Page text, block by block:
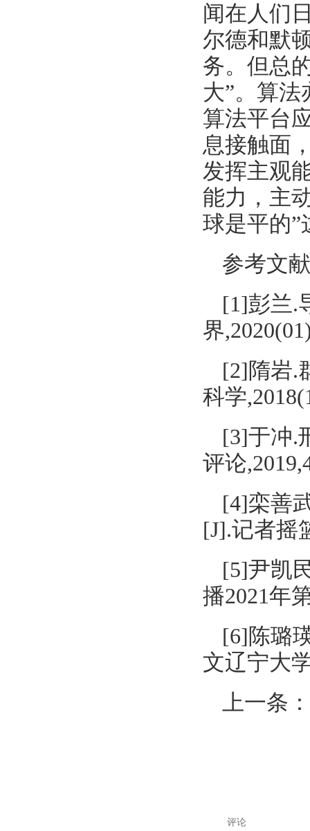
闻在人们
尔德和默
务。但总
大”。算
算法平台
息接触面
发挥主观
能力，主
球是平的”
参考文献
[1]彭兰.
界
[2]隋岩.
科学
[3]于冲.
评论
[4]栾善
[J].记者摇
[5]尹凯
播2021年
[6]陈璐
文辽宁大
上一条：
评论